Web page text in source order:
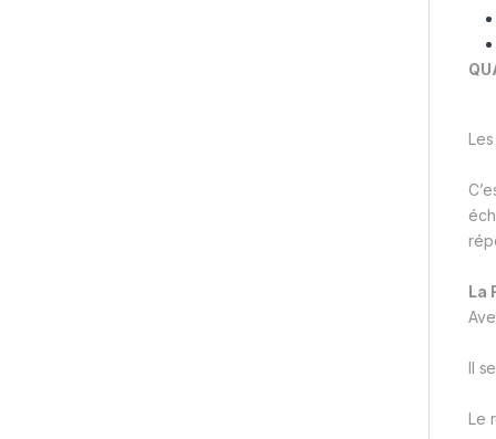
La
Il
Le